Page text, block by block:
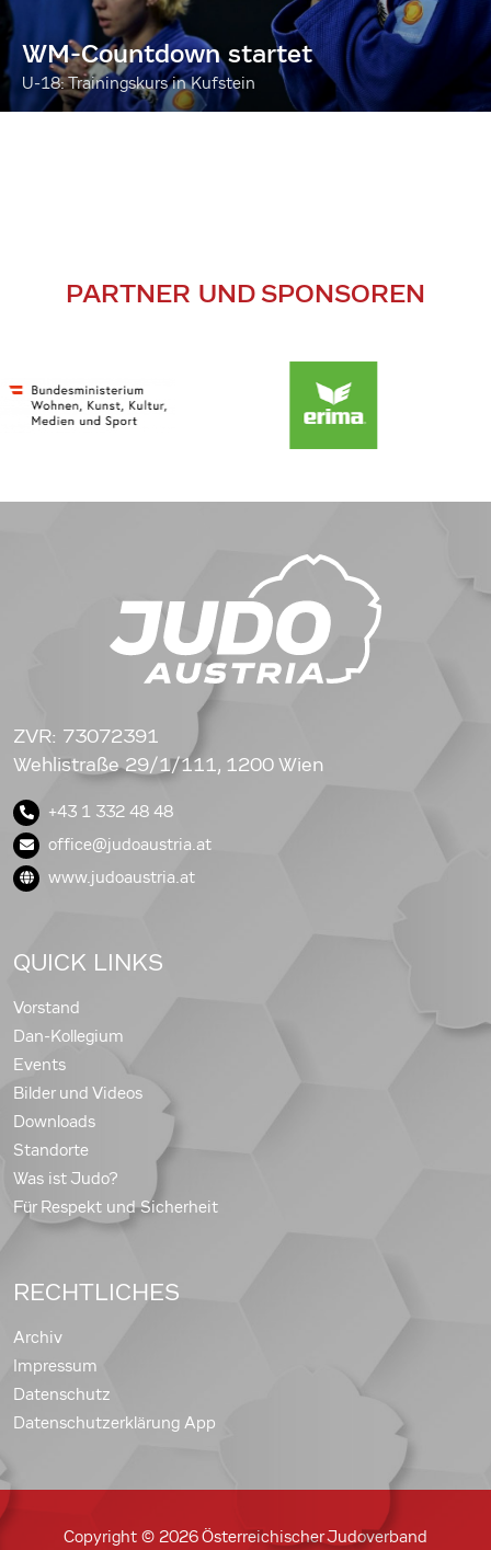
WM-Countdown startet
U-18: Trainingskurs in Kufstein
PARTNER UND SPONSOREN
ZVR: 73072391
Wehlistraße 29/1/111, 1200 Wien
+43 1 332 48 48
office@judoaustria.at
www.judoaustria.at
QUICK LINKS
Vorstand
Dan-Kollegium
Events
Bilder und Videos
Downloads
Standorte
Was ist Judo?
Für Respekt und Sicherheit
RECHTLICHES
Archiv
Impressum
Datenschutz
Datenschutzerklärung App
Copyright © 2026 Österreichischer Judoverband